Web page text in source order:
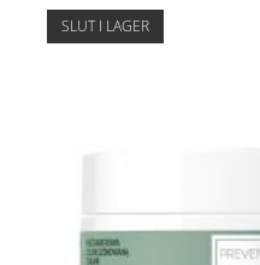
SLUT I LAGER